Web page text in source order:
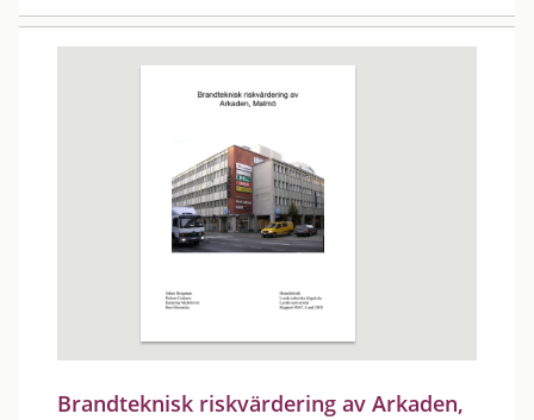
Brandteknisk riskvärdering av Arkaden,